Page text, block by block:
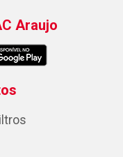
Araujo